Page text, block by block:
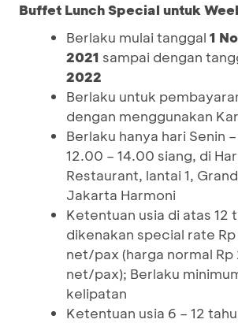
Buffet Lunch Special untuk
Berlaku mulai tanggal 1
2021 sampai dengan
2022
Berlaku untuk
dengan menggunakan
Berlaku hanya hari Senin
12.00 – 14.00 siang, di
Restaurant, lantai 1,
Jakarta Harmoni
Ketentuan usia di atas 12
dikenakan special rate
net/pax (harga normal
net/pax); Berlaku
kelipatan
Ketentuan usia 6 – 12